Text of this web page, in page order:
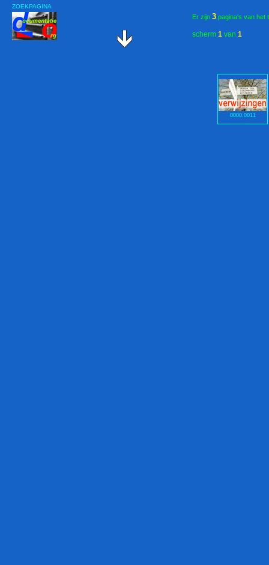
ZOEKPAGINA
Er zijn 3 pagina's van het
0000.0011
scherm 1 van 1